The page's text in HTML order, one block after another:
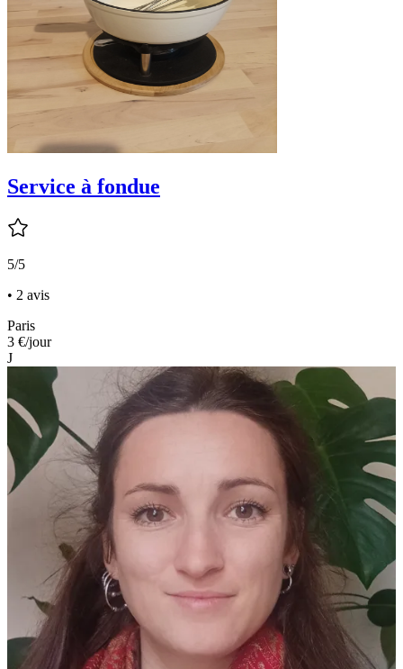
Service à fondue
5/5
• 2 avis
Paris
3 €/jour
J